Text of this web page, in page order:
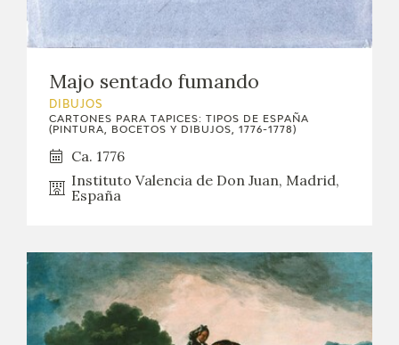
FICHAS ARASAAC
Majo sentado fumando
DIBUJOS
CARTONES PARA TAPICES: TIPOS DE ESPAÑA
(PINTURA, BOCETOS Y DIBUJOS, 1776-1778)
Ca. 1776
Instituto Valencia de Don Juan, Madrid,
España